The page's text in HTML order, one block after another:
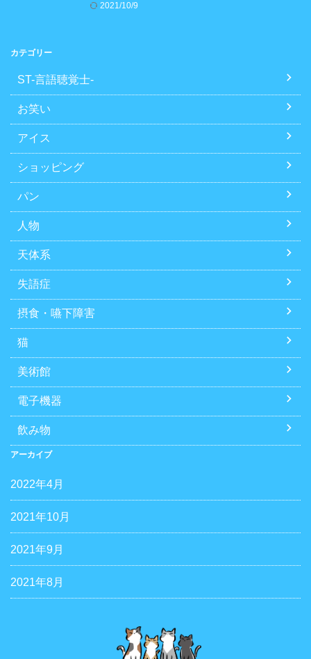
2021/10/9
カテゴリー
ST-言語聴覚士-
お笑い
アイス
ショッピング
パン
人物
天体系
失語症
摂食・嚥下障害
猫
美術館
電子機器
飲み物
アーカイブ
2022年4月
2021年10月
2021年9月
2021年8月